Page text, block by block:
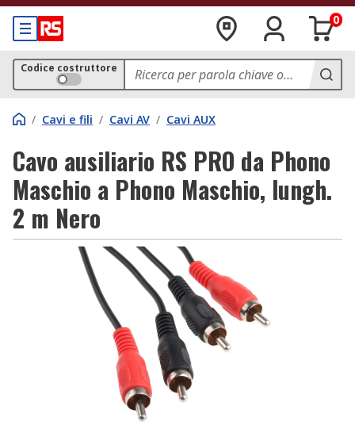
0
Codice costruttore
/ Cavi e fili / Cavi AV / Cavi AUX
Cavo ausiliario RS PRO da Phono
Maschio a Phono Maschio, lungh.
2 m Nero